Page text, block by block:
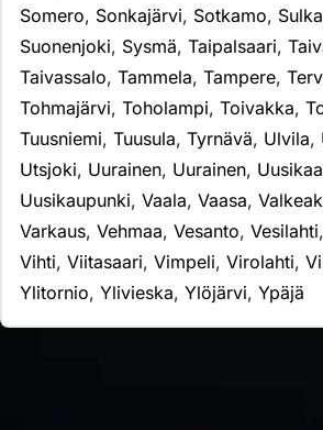
Somero, Sonkajärvi, Sotkamo,
Suonenjoki, Sysmä, Taipalsaari,
Taivassalo, Tammela, Tampere,
Tohmajärvi, Toholampi, Toivakka,
Tuusniemi, Tuusula, Tyrnävä, Ulvila,
Utsjoki, Uurainen, Uurainen,
Uusikaupunki, Vaala, Vaasa,
Varkaus, Vehmaa, Vesanto, Vesilahti,
Vihti, Viitasaari, Vimpeli, Virolahti,
Ylitornio, Ylivieska, Ylöjärvi, Ypäjä